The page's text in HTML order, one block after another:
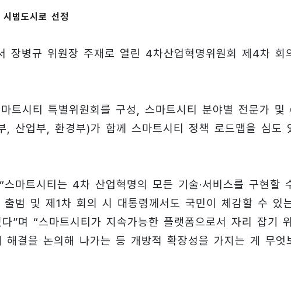
범도시로 선정
장병규 위원장 주재로 열린 4차산업혁명위원회 제4차 회
트시티 특별위원회를 구성, 스마트시티 분야별 전문가 및
, 산업부, 환경부)가 함께 스마트시티 정책 로드맵을 심도
마트시티는 4차 산업혁명의 모든 기술·서비스를 구현할
범 및 제1차 회의 시 대통령께서도 국민이 체감할 수 있
”며 “스마트시티가 지속가능한 플랫폼으로서 자리 잡기
해결을 논의해 나가는 등 개방적 확장성을 가지는 게 무엇